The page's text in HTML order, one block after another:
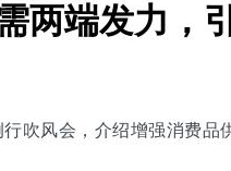
两端发力，
吹风会，介绍增强消费品